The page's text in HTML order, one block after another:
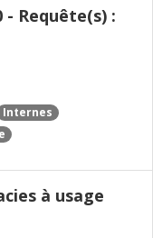
- Requête(s) :
Internes
à usage